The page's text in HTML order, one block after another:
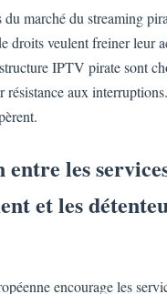
du marché du streaming
droits veulent freiner leur
IPTV pirate sont
résistance aux
les
et les
encourage les